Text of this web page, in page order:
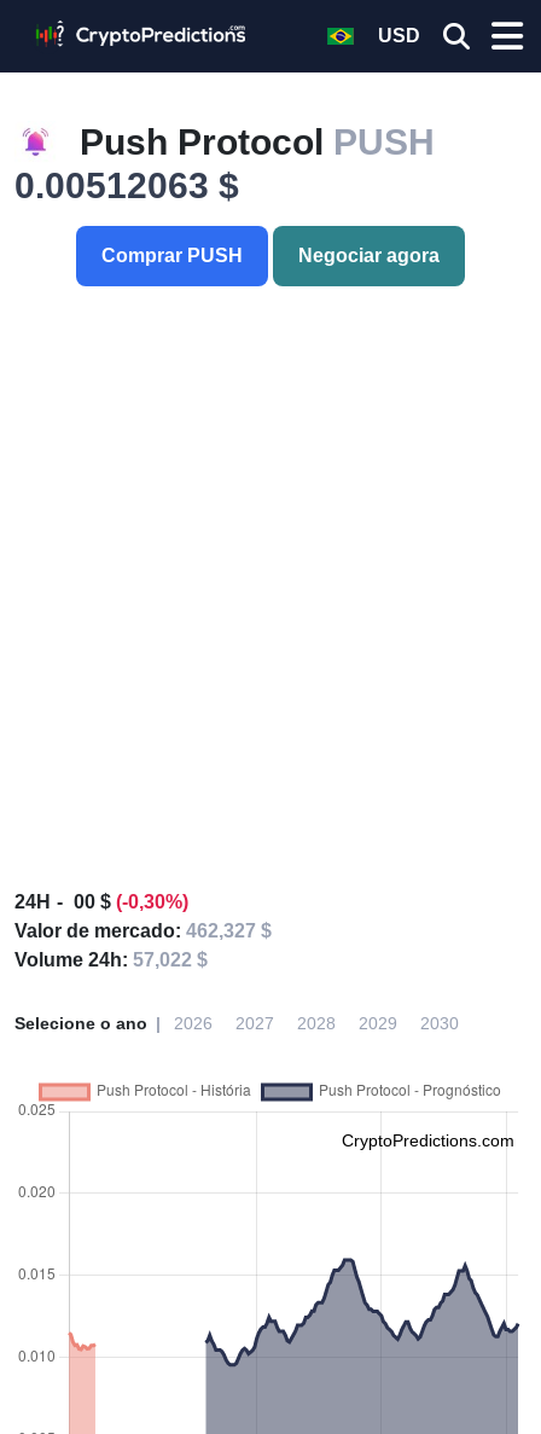
USD
Push Protocol PUSH
0.00512063 $
Comprar PUSH Negociar agora
24H 00 $ (-0,30%)
Valor de mercado: 462,327 $
Volume 24h: 57,022 $
Selecione o ano 2026 2027 2028 2029 2030
CryptoPredictions.com